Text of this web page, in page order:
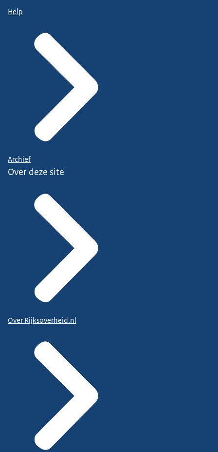
Help
Archief
Over deze site
Over Rijksoverheid.nl